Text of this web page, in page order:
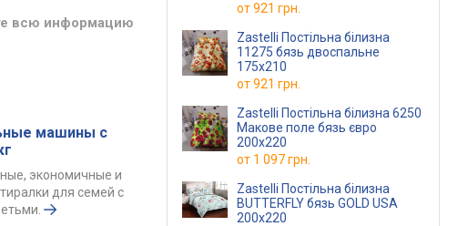
всю информацию
машины с
экономичные и
для семей с
от921 грн.
Zastelli Постільна білизна
11275 бязь двоспальне
175х210
от921 грн.
Zastelli Постільна білизна 6250
Макове поле бязь євро
200х220
от 1 097 грн.
Zastelli Постільна білизна
BUTTERFLY бязь GOLD USA
200х220